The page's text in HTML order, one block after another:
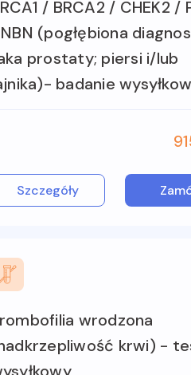
/ BRCA2 / CHEK2 /
(pogłębiona
prostaty; piersi i/lub
badanie
Szczegóły
wrodzona
krwi) -